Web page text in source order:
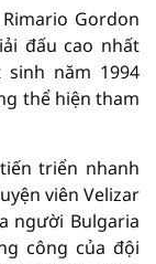
Gordon
đấu cao nhất
năm 1994
thể hiện tham
triển nhanh
viên Velizar
người Bulgaria
công của đội